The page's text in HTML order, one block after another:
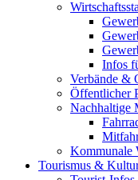
Infos
Verbände &
Öffentlicher
Nachhaltige
Kommunale
Tourismus &